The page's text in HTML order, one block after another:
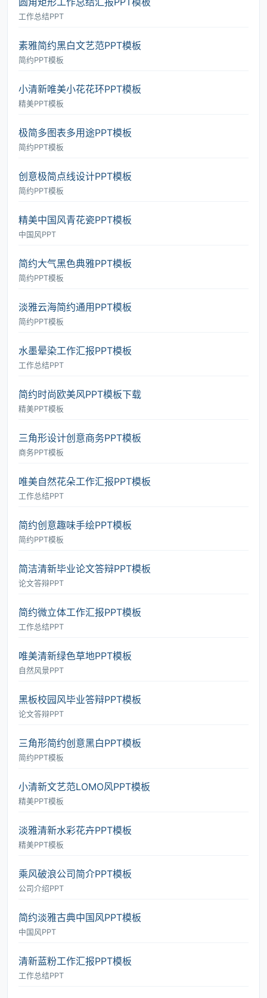
工作总结PPT
素雅简约黑白文艺范PPT模板
简约PPT模板
小清新唯美小花花环PPT模板
精美PPT模板
极简多图表多用途PPT模板
简约PPT模板
创意极简点线设计PPT模板
简约PPT模板
精美中国风青花瓷PPT模板
中国风PPT
简约大气黑色典雅PPT模板
简约PPT模板
淡雅云海简约通用PPT模板
简约PPT模板
水墨晕染工作汇报PPT模板
工作总结PPT
简约时尚欧美风PPT模板下载
精美PPT模板
三角形设计创意商务PPT模板
商务PPT模板
唯美自然花朵工作汇报PPT模板
工作总结PPT
简约创意趣味手绘PPT模板
简约PPT模板
简洁清新毕业论文答辩PPT模板
论文答辩PPT
简约微立体工作汇报PPT模板
工作总结PPT
唯美清新绿色草地PPT模板
自然风景PPT
黑板校园风毕业答辩PPT模板
论文答辩PPT
三角形简约创意黑白PPT模板
简约PPT模板
小清新文艺范LOMO风PPT模板
精美PPT模板
淡雅清新水彩花卉PPT模板
精美PPT模板
乘风破浪公司简介PPT模板
公司介绍PPT
简约淡雅古典中国风PPT模板
中国风PPT
清新蓝粉工作汇报PPT模板
工作总结PPT